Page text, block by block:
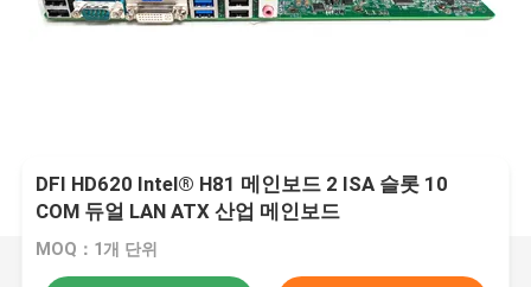
DFI HD620 Intel® H81 메인보드 2 ISA 슬롯 10
COM 듀얼 LAN ATX 산업 메인보드
MOQ：1개 단위